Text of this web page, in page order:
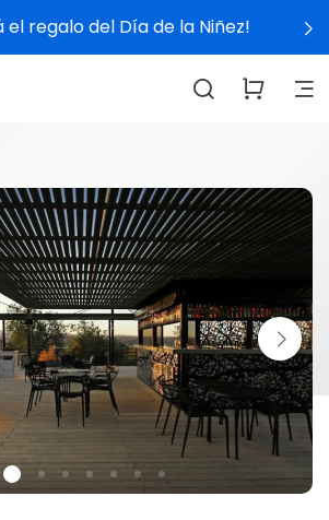
el regalo del Día de la Niñez!